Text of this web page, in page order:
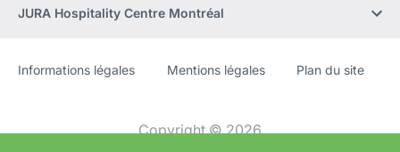
JURA Hospitality Centre Montréal
Site
[Website
Informations légales Mentions légales Plan du site
Copyright © 2026